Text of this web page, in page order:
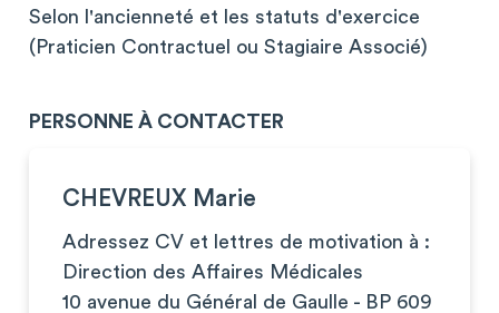
Selon l'ancienneté et les statuts d'exercice
(Praticien Contractuel ou Stagiaire Associé)
PERSONNE À CONTACTER
CHEVREUX Marie
Adressez CV et lettres de motivation à :
Direction des Affaires Médicales
10 avenue du Général de Gaulle - BP 609